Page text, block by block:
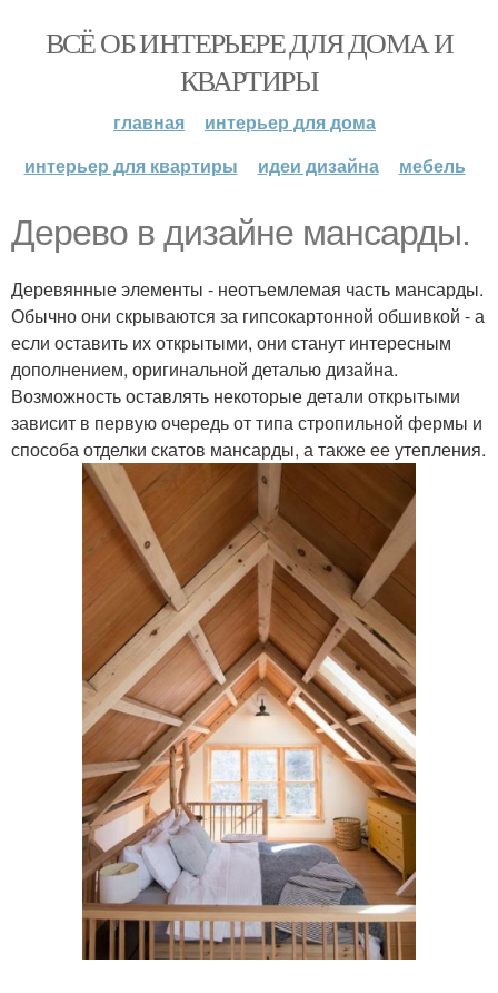
ВСЁ ОБ ИНТЕРЬЕРЕ ДЛЯ ДОМА И
КВАРТИРЫ
главная
интерьер для дома
интерьер для квартиры
идеи дизайна мебель
Дерево в дизайне мансарды.
Деревянные элементы - неотъемлемая часть мансарды.
Обычно они скрываются за гипсокартонной обшивкой - а
если оставить их открытыми, они станут интересным
дополнением, оригинальной деталью дизайна.
Возможность оставлять некоторые детали открытыми
зависит в первую очередь от типа стропильной фермы и
способа отделки скатов мансарды, а также ее утепления.